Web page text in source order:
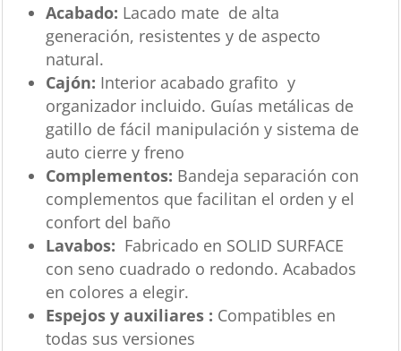
Acabado: Lacado mate de alta
generación, resistentes y de aspecto
natural.
Cajón: Interior acabado grafito y
organizador incluido. Guías metálicas de
gatillo de fácil manipulación y sistema de
auto cierre y freno
Complementos: Bandeja separación con
complementos que facilitan el orden y el
confort del baño
Lavabos: Fabricado en SOLID SURFACE
con seno cuadrado o redondo. Acabados
en colores a elegir.
Espejos y auxiliares : Compatibles en
todas sus versiones